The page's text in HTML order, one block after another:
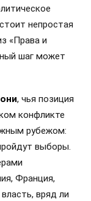
непростая
«Права и
шаг может
, чья позиция
конфликте
рубежом:
выборы.
Франция,
вряд ли